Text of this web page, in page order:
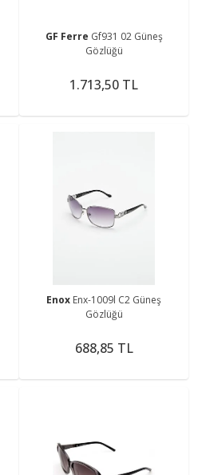
GF Ferre Gf931 02 Güneş
Gözlüğü
1.713,50 TL
Enox Enx-1009l C2 Güneş
Gözlüğü
688,85 TL